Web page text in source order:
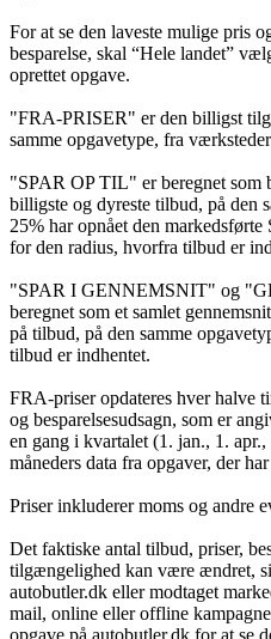
For at se den laveste mulige pris
besparelse, skal “Hele landet”
oprettet opgave.
"FRA-PRISER" er den billigst
samme opgavetype, fra
"SPAR OP TIL" er beregnet som
billigste og dyreste tilbud, på den
25% har opnået den
for den radius, hvorfra tilbud er
"SPAR I GENNEMSNIT" og
beregnet som et samlet
på tilbud, på den samme
tilbud er indhentet.
FRA-priser opdateres hver halve
og besparelsesudsagn, som er
en gang i kvartalet (1. jan., 1.
måneders data fra opgaver, der
Priser inkluderer moms og andre
Det faktiske antal tilbud, priser,
tilgængelighed kan være ændret,
autobutler.dk eller modtaget
mail, online eller offline
opgave på autobutler.dk for at se